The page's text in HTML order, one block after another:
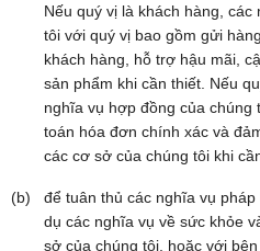
Nếu quý vị là khách hàng,
tôi với quý vị bao gồm gửi
khách hàng, hỗ trợ hậu mãi,
sản phẩm khi cần thiết. Nếu
nghĩa vụ hợp đồng của chúng
toán hóa đơn chính xác và
các cơ sở của chúng tôi khi
để tuân thủ các nghĩa vụ
dụ các nghĩa vụ về sức khỏe
sở của chúng tôi, hoặc với